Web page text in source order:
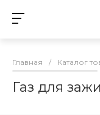
Главная / Каталог
Газ для